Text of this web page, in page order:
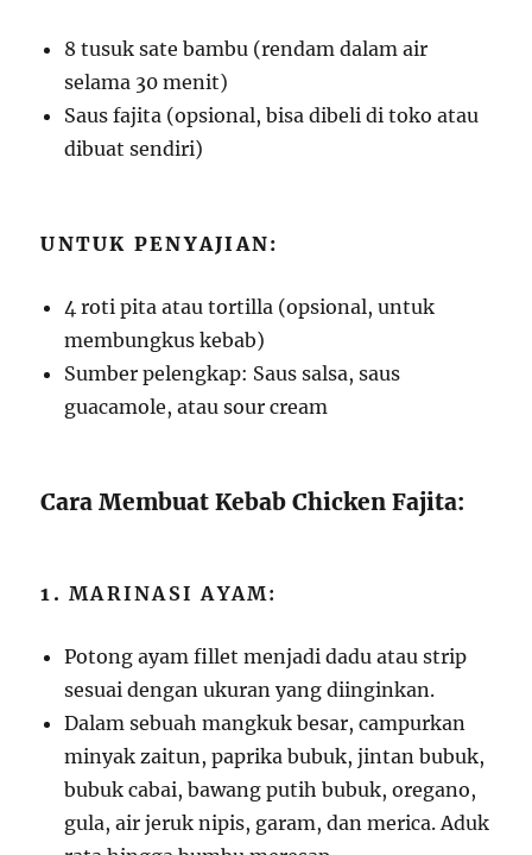
8 tusuk sate bambu (rendam dalam air
selama 30 menit)
Saus fajita (opsional, bisa dibeli di toko atau
dibuat sendiri)
UNTUK PENYAJIAN:
4 roti pita atau tortilla (opsional, untuk
membungkus kebab)
Sumber pelengkap: Saus salsa, saus
guacamole, atau sour cream
Cara Membuat Kebab Chicken Fajita:
1.MARINASI AYAM:
Potong ayam fillet menjadi dadu atau strip
sesuai dengan ukuran yang diinginkan.
Dalam sebuah mangkuk besar, campurkan
minyak zaitun, paprika bubuk, jintan bubuk,
bubuk cabai, bawang putih bubuk, oregano,
gula, air jeruk nipis, garam, dan merica. Aduk